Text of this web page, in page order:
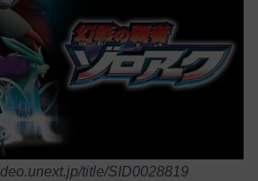
title/SID0028819